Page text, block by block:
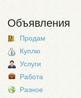
Объявления
Продам
Куплю
Услуги
Работа
Разное